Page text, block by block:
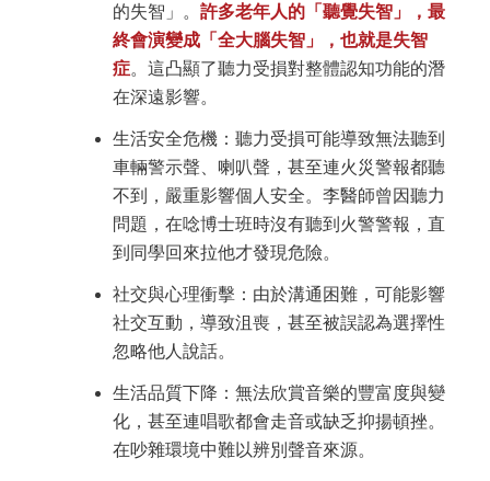
的失智」。 許多老年人的「聽覺失智」，最
終會演變成「全大腦失智」，也就是失智
症。這凸顯了聽力受損對整體認知功能的潛
在深遠影響。
生活安全危機：聽力受損可能導致無法聽到
車輛警示聲、喇叭聲，甚至連火災警報都聽
不到，嚴重影響個人安全。李醫師曾因聽力
問題，在唸博士班時沒有聽到火警警報，直
到同學回來拉他才發現危險。
社交與心理衝擊：由於溝通困難，可能影響
社交互動，導致沮喪，甚至被誤認為選擇性
忽略他人說話。
生活品質下降：無法欣賞音樂的豐富度與變
化，甚至連唱歌都會走音或缺乏抑揚頓挫。
在吵雜環境中難以辨別聲音來源。